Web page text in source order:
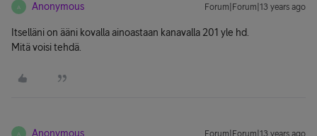
A Anonymous Forum|Forum|13 years ago
Itselläni on ääni kovalla ainoastaan kanavalla 201 yle hd.
Mitä voisi tehdä.
A Anonymous Forum|Forum|13 years ago